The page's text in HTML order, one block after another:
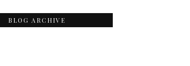
BLOG ARCHIVE